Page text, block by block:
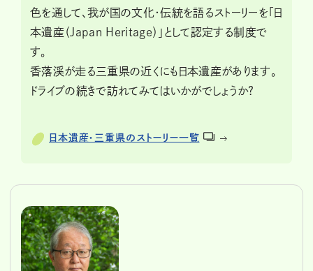
色を通して、我が国の文化・伝統を語るストーリーを「日
本遺産（Japan Heritage）」として認定する制度で
す。
香落渓が走る三重県の近くにも日本遺産があります。
ドライブの続きで訪れてみてはいかがでしょうか?
日本遺産・三重県のストーリー一覧